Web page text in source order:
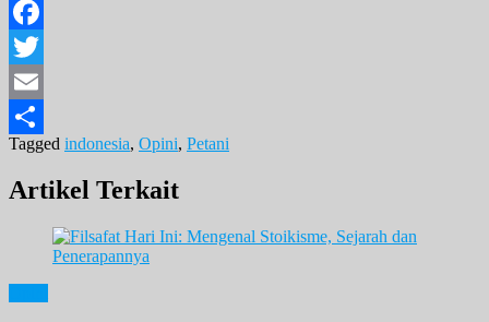
Facebook
Twitter
Email
Share
Tagged indonesia, Opini, Petani
Artikel Terkait